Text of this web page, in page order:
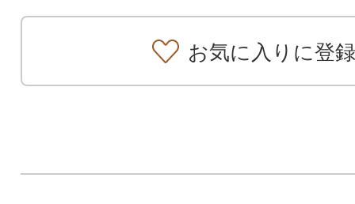
お気に入りに登録